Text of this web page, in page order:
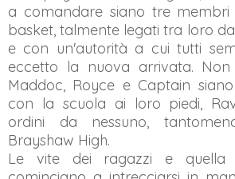
a comandare siano tre membri
basket, talmente legati tra loro
e con un'autorità a cui tutti
eccetto la nuova arrivata.
Maddoc, Royce e Captain
con la scuola ai loro piedi,
ordini da nessuno,
Brayshaw High.
Le vite dei ragazzi e quella